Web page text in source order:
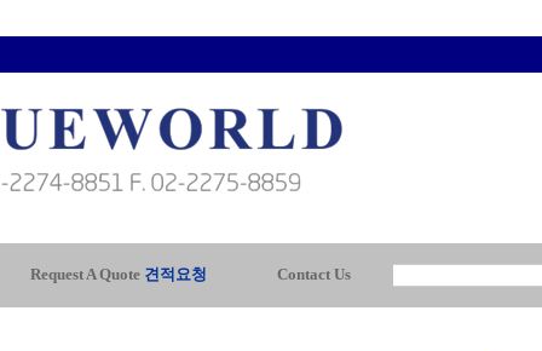
Request A Quote 견적요청 Contact Us